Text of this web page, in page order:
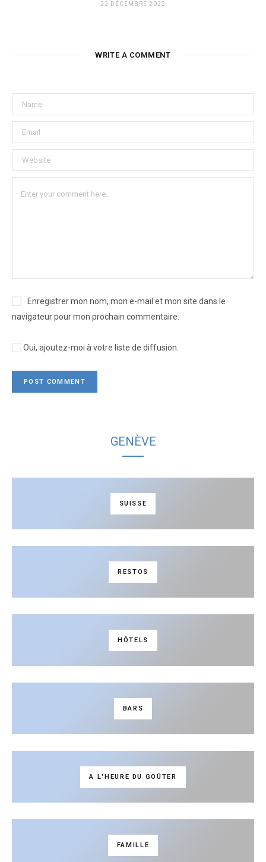
22 DÉCEMBRE 2022
WRITE A COMMENT
Enregistrer mon nom, mon e-mail et mon site dans le
navigateur pour mon prochain commentaire.
Oui, ajoutez-moi à votre liste de diffusion.
GENÈVE
SUISSE
RESTOS
HÔTELS
BARS
A L'HEURE DU GOÛTER
FAMILLE